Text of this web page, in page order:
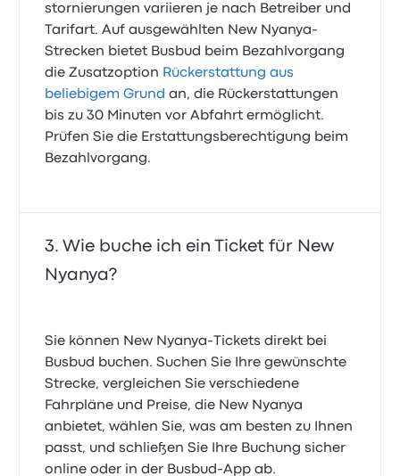
stornierungen variieren je nach Betreiber und
Tarifart. Auf ausgewählten New Nyanya-
Strecken bietet Busbud beim Bezahlvorgang
die Zusatzoption Rückerstattung aus
beliebigem Grund an, die Rückerstattungen
bis zu 30 Minuten vor Abfahrt ermöglicht.
Prüfen Sie die Erstattungsberechtigung beim
Bezahlvorgang.
Wie buche ich ein Ticket für New
Nyanya?
Sie können New Nyanya-Tickets direkt bei
Busbud buchen. Suchen Sie Ihre gewünschte
Strecke, vergleichen Sie verschiedene
Fahrpläne und Preise, die New Nyanya
anbietet, wählen Sie, was am besten zu Ihnen
passt, und schließen Sie Ihre Buchung sicher
online oder in der Busbud-App ab.